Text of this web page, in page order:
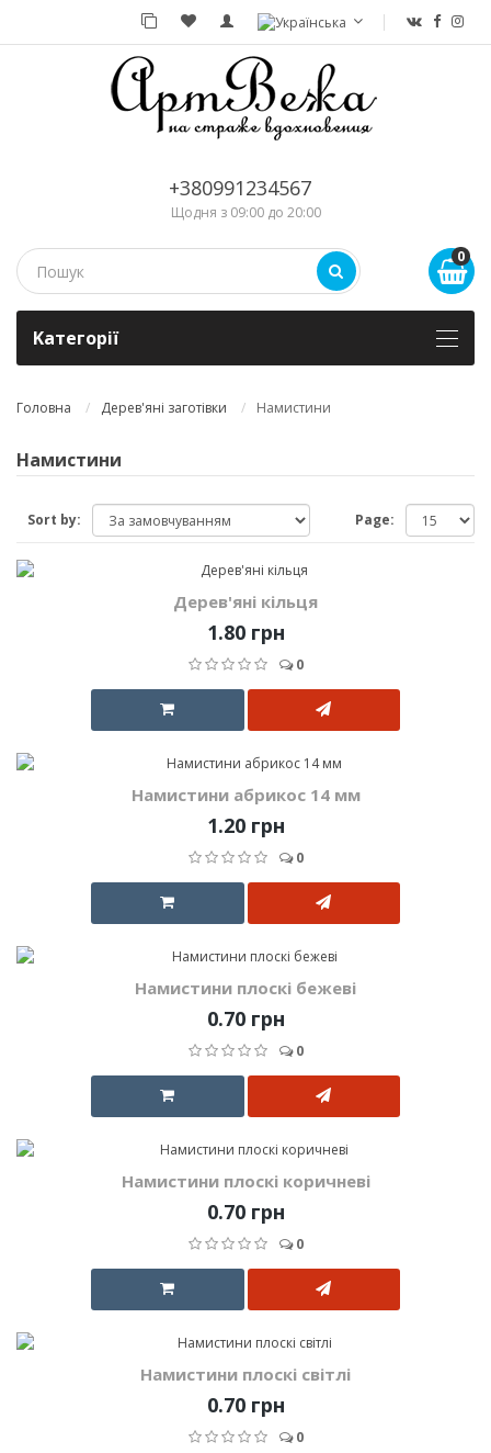
+380991234567
Щодня з 09:00 до 20:00
0
Kатегорії
Головна Дерев'яні заготівки Намистини
Намистини
Sort by: Page:
Дерев'яні кільця
1.80 грн
0
Намистини абрикос 14 мм
1.20 грн
0
Намистини плоскі бежеві
0.70 грн
0
Намистини плоскі коричневі
0.70 грн
0
Намистини плоскі світлі
0.70 грн
0